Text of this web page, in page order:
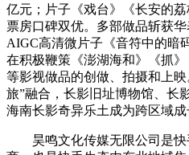
亿元；片子《戏台》《长安的
票房口碑双优。多部做品斩获
AIGC高清微片子《音符中的暗
在积极鞭策《澎湖海和》《抓
等影视做品的创做、拍摄和上
旅”融合，长影旧址博物馆、长
海南长影奇异乐土成为跨区域成
昊鸣文化传媒无限公司是快